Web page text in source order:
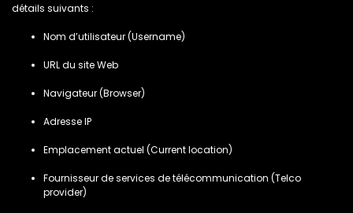
détails suivants :
Nom d’utilisateur (Username)
URL du site Web
Navigateur (Browser)
Adresse IP
Emplacement actuel (Current location)
Fournisseur de services de télécommunication (Telco
provider)